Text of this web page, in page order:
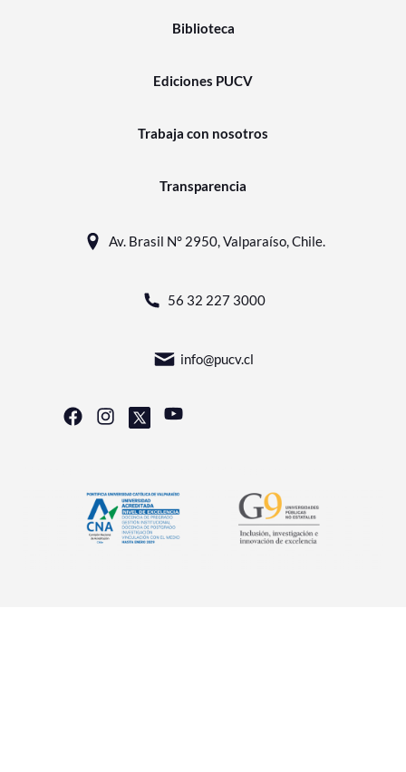
Biblioteca
Ediciones PUCV
Trabaja con nosotros
Transparencia
Av. Brasil N° 2950, Valparaíso, Chile.
56 32 227 3000
info@pucv.cl